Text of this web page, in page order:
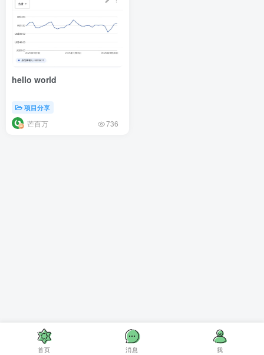
hello world
项目分享
芒百万 736
首页 消息 我